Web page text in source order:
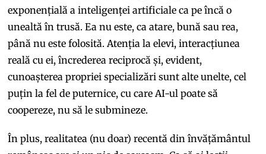
exponențială a inteligenței artificiale ca pe încă o
unealtă în trusă. Ea nu este, ca atare, bună sau rea,
până nu este folosită. Atenția la elevi, interacțiunea
reală cu ei, încrederea reciprocă și, evident,
cunoașterea propriei specializări sunt alte unelte, cel
puțin la fel de puternice, cu care AI-ul poate să
coopereze, nu să le submineze.
În plus, realitatea (nu doar) recentă din învățământul